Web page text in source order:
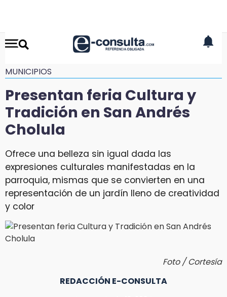
MUNICIPIOS
Presentan feria Cultura y
Tradición en San Andrés
Cholula
Ofrece una belleza sin igual dada las
expresiones culturales manifestadas en la
parroquia, mismas que se convierten en una
representación de un jardín lleno de creatividad
y color
Foto / Cortesía
REDACCIÓN E-CONSULTA